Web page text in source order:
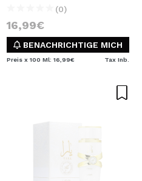
(0)
16,99€
BENACHRICHTIGE MICH
Preis x 100 Ml: 16,99€ Tax Inb.